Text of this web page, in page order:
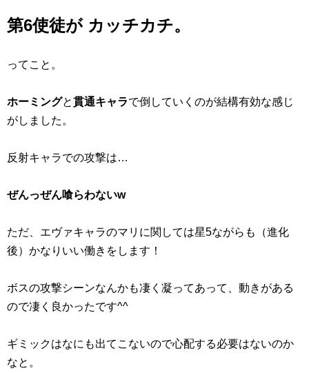
第6使徒が カッチカチ。
ってこと。
ホーミングと貫通キャラで倒していくのが結構有効な感じ
がしました。
反射キャラでの攻撃は…
ぜんっぜん喰らわないw
ただ、エヴァキャラのマリに関しては星5ながらも（進化
後）かなりいい働きをします！
ボスの攻撃シーンなんかも凄く凝ってあって、動きがある
ので凄く良かったです^^
ギミックはなにも出てこないので心配する必要はないのか
なと。